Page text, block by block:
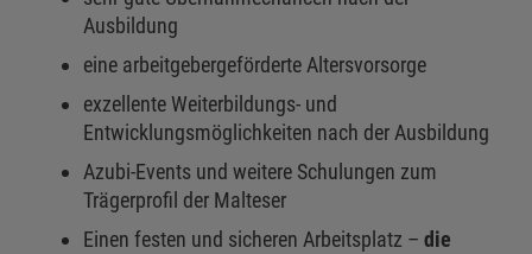
Ausbildung
eine arbeitgebergeförderte Altersvorsorge
exzellente Weiterbildungs- und
Entwicklungsmöglichkeiten nach der Ausbildung
Azubi-Events und weitere Schulungen zum
Trägerprofil der Malteser
Einen festen und sicheren Arbeitsplatz – die